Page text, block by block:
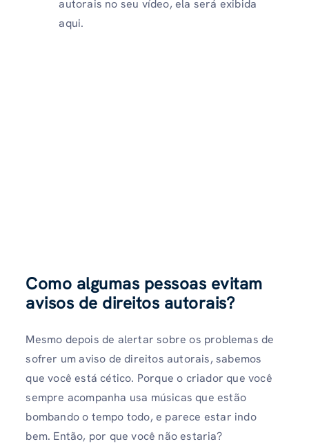
autorais no seu vídeo, ela será exibida
aqui.
Como algumas pessoas evitam
avisos de direitos autorais?
Mesmo depois de alertar sobre os problemas de
sofrer um aviso de direitos autorais, sabemos
que você está cético. Porque o criador que você
sempre acompanha usa músicas que estão
bombando o tempo todo, e parece estar indo
bem. Então, por que você não estaria?